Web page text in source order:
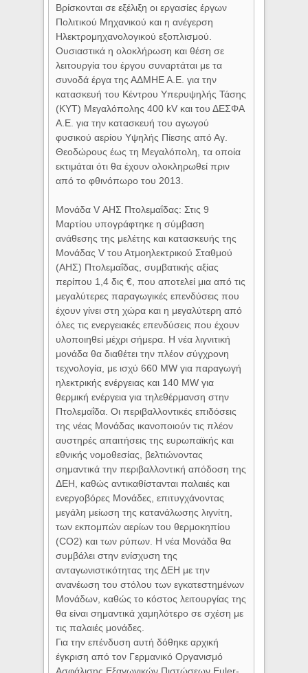
Βρίσκονται σε εξέλιξη οι εργασίες έργων
Πολιτικού Μηχανικού και η ανέγερση
Ηλεκτρομηχανολογικού εξοπλισμού.
Ουσιαστικά η ολοκλήρωση και θέση σε
λειτουργία του έργου συναρτάται με τα
συνοδά έργα της ΑΔΜΗΕ Α.Ε. για την
κατασκευή του Κέντρου Υπερυψηλής Τάσης
(ΚΥΤ) Μεγαλόπολης 400 kV και του ΔΕΣΦΑ
Α.Ε. για την κατασκευή του αγωγού
φυσικού αερίου Υψηλής Πίεσης από Αγ.
Θεοδώρους έως τη Μεγαλόπολη, τα οποία
εκτιμάται ότι θα έχουν ολοκληρωθεί πριν
από το φθινόπωρο του 2013.
Μονάδα V ΑΗΣ Πτολεμαΐδας: Στις 9
Μαρτίου υπογράφτηκε η σύμβαση
ανάθεσης της μελέτης και κατασκευής της
Μονάδας V του Ατμοηλεκτρικού Σταθμού
(ΑΗΣ) Πτολεμαΐδας, συμβατικής αξίας
περίπου 1,4 δις €, που αποτελεί μια από τις
μεγαλύτερες παραγωγικές επενδύσεις που
έχουν γίνει στη χώρα και η μεγαλύτερη από
όλες τις ενεργειακές επενδύσεις που έχουν
υλοποιηθεί μέχρι σήμερα. Η νέα λιγνιτική
μονάδα θα διαθέτει την πλέον σύγχρονη
τεχνολογία, με ισχύ 660 MW για παραγωγή
ηλεκτρικής ενέργειας και 140 MW για
θερμική ενέργεια για τηλεθέρμανση στην
Πτολεμαΐδα. Οι περιβαλλοντικές επιδόσεις
της νέας Μονάδας ικανοποιούν τις πλέον
αυστηρές απαιτήσεις της ευρωπαϊκής και
εθνικής νομοθεσίας, βελτιώνοντας
σημαντικά την περιβαλλοντική απόδοση της
ΔΕΗ, καθώς αντικαθίστανται παλαιές και
ενεργοβόρες Μονάδες, επιτυγχάνοντας
μεγάλη μείωση της κατανάλωσης λιγνίτη,
των εκπομπών αερίων του θερμοκηπίου
(CO2) και των ρύπων. Η νέα Μονάδα θα
συμβάλει στην ενίσχυση της
ανταγωνιστικότητας της ΔΕΗ με την
ανανέωση του στόλου των εγκατεστημένων
Μονάδων, καθώς το κόστος λειτουργίας της
θα είναι σημαντικά χαμηλότερο σε σχέση με
τις παλαιές μονάδες.
Για την επένδυση αυτή δόθηκε αρχική
έγκριση από τον Γερμανικό Οργανισμό